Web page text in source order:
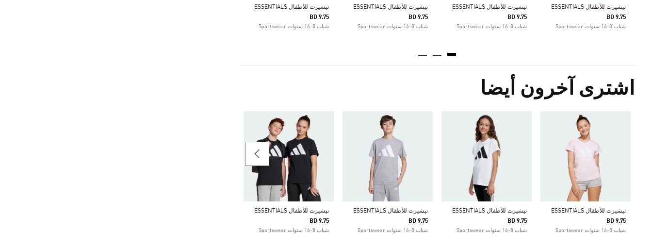
تيشيرت للأطفال ESSENTIALS
BD 9.75
شباب 8-16 سنوات Sportswear
تيشيرت للأطفال ESSENTIALS
BD 9.75
شباب 8-16 سنوات Sportswear
تيشيرت للأطفال ESSENTIALS
BD 9.75
شباب 8-16 سنوات Sportswear
تيشيرت للأطفال ESSENTIALS
BD 9.75
شباب 8-16 سنوات Sportswear
اشترى آخرون أيضا
تيشيرت للأطفال ESSENTIALS
BD 9.75
شباب 8-16 سنوات Sportswear
تيشيرت للأطفال ESSENTIALS
BD 9.75
شباب 8-16 سنوات Sportswear
تيشيرت للأطفال ESSENTIALS
BD 9.75
شباب 8-16 سنوات Sportswear
تيشيرت للأطفال ESSENTIALS
BD 9.75
شباب 8-16 سنوات Sportswear